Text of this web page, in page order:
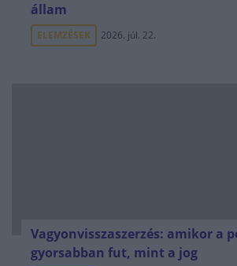
állam
ELEMZÉSEK 2026. júl. 22.
Vagyonvisszaszerzés: amikor a
gyorsabban fut, mint a jog